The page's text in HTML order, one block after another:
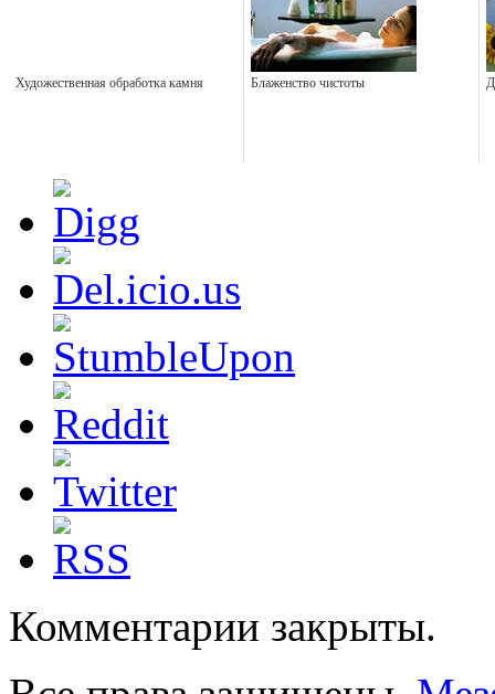
Художественная обработка камня Блаженство чистоты
Комментарии закрыты.